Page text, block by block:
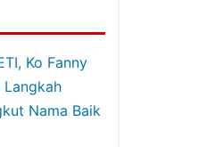
Ko Fanny
Langkah
Nama Baik